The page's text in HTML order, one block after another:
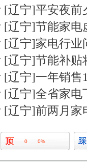
[辽宁]平安夜前
[辽宁]节能家电
[辽宁]家电行业
[辽宁]节能补贴
[辽宁]一年销售
[辽宁]全省家电
[辽宁]前两月家
0 0%